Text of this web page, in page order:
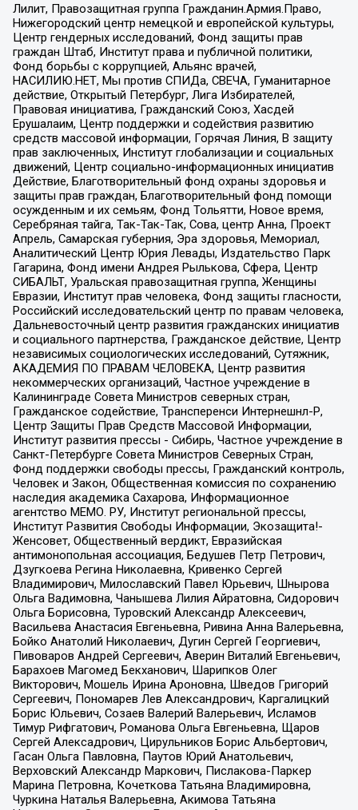
Лилит, Правозащитная группа Гражданин.Армия.Право,
Нижегородский центр немецкой и европейской культуры,
Центр гендерных исследований, Фонд защиты прав
граждан Штаб, Институт права и публичной политики,
Фонд борьбы с коррупцией, Альянс врачей,
НАСИЛИЮ.НЕТ, Мы против СПИДа, СВЕЧА, Гуманитарное
действие, Открытый Петербург, Лига Избирателей,
Правовая инициатива, Гражданский Союз, Хасдей
Ерушалаим, Центр поддержки и содействия развитию
средств массовой информации, Горячая Линия, В защиту
прав заключенных, Институт глобализации и социальных
движений, Центр социально-информационных инициатив
Действие, Благотворительный фонд охраны здоровья и
защиты прав граждан, Благотворительный фонд помощи
осужденным и их семьям, Фонд Тольятти, Новое время,
Серебряная тайга, Так-Так-Так, Сова, центр Анна, Проект
Апрель, Самарская губерния, Эра здоровья, Мемориал,
Аналитический Центр Юрия Левады, Издательство Парк
Гагарина, Фонд имени Андрея Рылькова, Сфера, Центр
СИБАЛЬТ, Уральская правозащитная группа, Женщины
Евразии, Институт прав человека, Фонд защиты гласности,
Российский исследовательский центр по правам человека,
Дальневосточный центр развития гражданских инициатив
и социального партнерства, Гражданское действие, Центр
независимых социологических исследований, Сутяжник,
АКАДЕМИЯ ПО ПРАВАМ ЧЕЛОВЕКА, Центр развития
некоммерческих организаций, Частное учреждение в
Калининграде Совета Министров северных стран,
Гражданское содействие, Трансперенси Интернешнл-Р,
Центр Защиты Прав Средств Массовой Информации,
Институт развития прессы - Сибирь, Частное учреждение в
Санкт-Петербурге Совета Министров Северных Стран,
Фонд поддержки свободы прессы, Гражданский контроль,
Человек и Закон, Общественная комиссия по сохранению
наследия академика Сахарова, Информационное
агентство МЕМО. РУ, Институт региональной прессы,
Институт Развития Свободы Информации, Экозащита!-
Женсовет, Общественный вердикт, Евразийская
антимонопольная ассоциация, Бедушев Петр Петрович,
Дзугкоева Регина Николаевна, Кривенко Сергей
Владимирович, Милославский Павел Юрьевич, Шнырова
Ольга Вадимовна, Чанышева Лилия Айратовна, Сидорович
Ольга Борисовна, Туровский Александр Алексеевич,
Васильева Анастасия Евгеньевна, Ривина Анна Валерьевна,
Бойко Анатолий Николаевич, Дугин Сергей Георгиевич,
Пивоваров Андрей Сергеевич, Аверин Виталий Евгеньевич,
Барахоев Магомед Бекханович, Шарипков Олег
Викторович, Мошель Ирина Ароновна, Шведов Григорий
Сергеевич, Пономарев Лев Александрович, Каргалицкий
Борис Юльевич, Созаев Валерий Валерьевич, Исламов
Тимур Рифгатович, Романова Ольга Евгеньевна, Щаров
Сергей Алексадрович, Цирульников Борис Альбертович,
Гасан Ольга Павловна, Паутов Юрий Анатольевич,
Верховский Александр Маркович, Пислакова-Паркер
Марина Петровна, Кочеткова Татьяна Владимировна,
Чуркина Наталья Валерьевна, Акимова Татьяна